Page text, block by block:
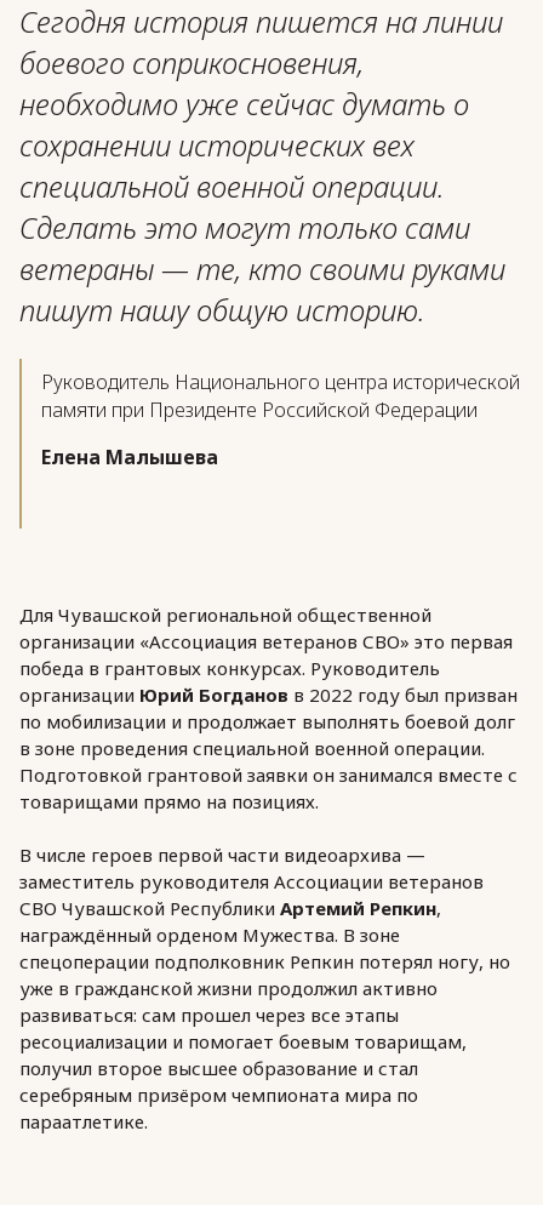
Сегодня история пишется на линии
боевого соприкосновения,
необходимо уже сейчас думать о
сохранении исторических вех
специальной военной операции.
Сделать это могут только сами
ветераны — те, кто своими руками
пишут нашу общую историю.
Руководитель Национального центра исторической
памяти при Президенте Российской Федерации
Елена Малышева
Для Чувашской региональной общественной
организации «Ассоциация ветеранов СВО» это первая
победа в грантовых конкурсах. Руководитель
организации Юрий Богданов в 2022 году был призван
по мобилизации и продолжает выполнять боевой долг
в зоне проведения специальной военной операции.
Подготовкой грантовой заявки он занимался вместе с
товарищами прямо на позициях.
В числе героев первой части видеоархива —
заместитель руководителя Ассоциации ветеранов
СВО Чувашской Республики Артемий Репкин,
награждённый орденом Мужества. В зоне
спецоперации подполковник Репкин потерял ногу, но
уже в гражданской жизни продолжил активно
развиваться: сам прошел через все этапы
ресоциализации и помогает боевым товарищам,
получил второе высшее образование и стал
серебряным призёром чемпионата мира по
параатлетике.